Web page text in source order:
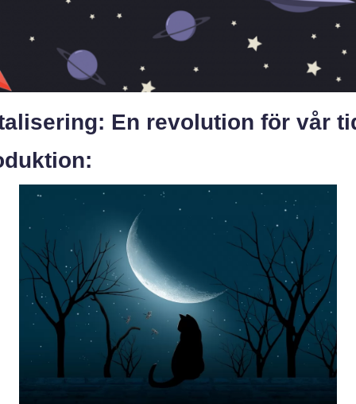
En revolution för vår